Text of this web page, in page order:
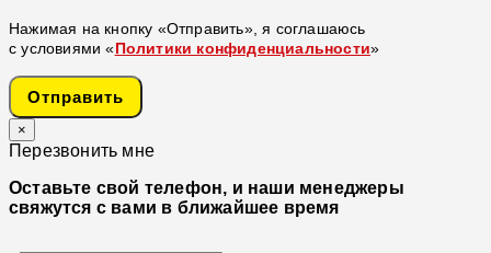
Нажимая на кнопку «Отправить», я соглашаюсь
с условиями « Политики конфиденциальности»
Отправить
×
Перезвонить мне
Оставьте свой телефон, и наши менеджеры
свяжутся с вами в ближайшее время